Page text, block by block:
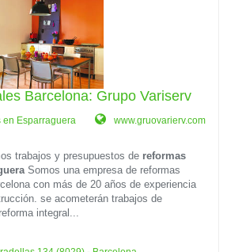
Barcelona: Grupo Variserv
en Esparraguera www.gruovarierv.com
trabajos y presupuestos de reformas
Somos una empresa de reformas
con más de 20 años de experiencia
se acometerán trabajos de
integral...